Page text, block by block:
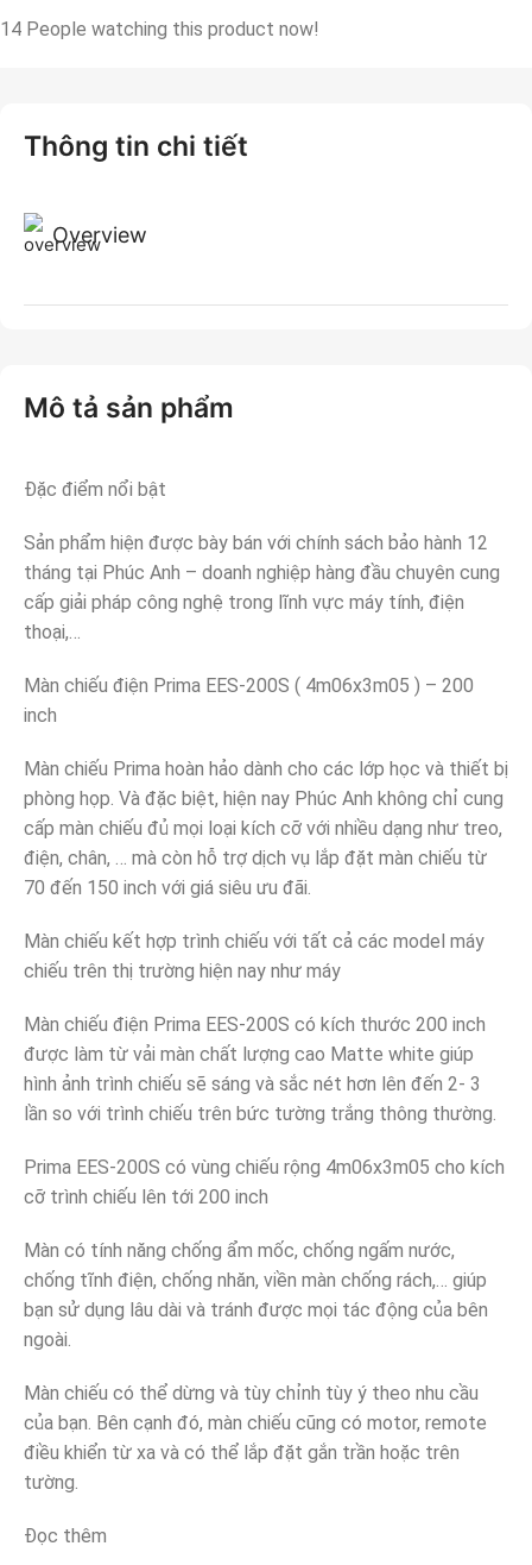
14 People watching this product now!
Mô tả sản phẩm
Đặc điểm nổi bật
Sản phẩm hiện được bày bán với chính sách bảo hành 12
tháng tại Phúc Anh – doanh nghiệp hàng đầu chuyên cung
cấp giải pháp công nghệ trong lĩnh vực máy tính, điện
thoại,…
Màn chiếu điện Prima EES-200S ( 4m06x3m05 ) – 200
inch
Màn chiếu Prima hoàn hảo dành cho các lớp học và thiết bị
phòng họp. Và đặc biệt, hiện nay Phúc Anh không chỉ cung
cấp màn chiếu đủ mọi loại kích cỡ với nhiều dạng như treo,
điện, chân, … mà còn hỗ trợ dịch vụ lắp đặt màn chiếu từ
70 đến 150 inch với giá siêu ưu đãi.
Màn chiếu kết hợp trình chiếu với tất cả các model máy
chiếu trên thị trường hiện nay như máy
Màn chiếu điện Prima EES-200S có kích thước 200 inch
được làm từ vải màn chất lượng cao Matte white giúp
hình ảnh trình chiếu sẽ sáng và sắc nét hơn lên đến 2- 3
lần so với trình chiếu trên bức tường trắng thông thường.
Prima EES-200S có vùng chiếu rộng 4m06x3m05 cho kích
cỡ trình chiếu lên tới 200 inch
Màn có tính năng chống ẩm mốc, chống ngấm nước,
chống tĩnh điện, chống nhăn, viền màn chống rách,… giúp
bạn sử dụng lâu dài và tránh được mọi tác động của bên
ngoài.
Màn chiếu có thể dừng và tùy chỉnh tùy ý theo nhu cầu
của bạn. Bên cạnh đó, màn chiếu cũng có motor, remote
điều khiển từ xa và có thể lắp đặt gắn trần hoặc trên
tường.
Đọc thêm
Thông tin chi tiết
Overview